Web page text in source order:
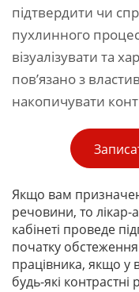
підтвердити чи
пухлинного
візуалізувати та
пов’язано з
накопичувати
Якщо вам
речовини, то лікар-
кабінеті проведе
початку
працівника, якщо у
будь-які